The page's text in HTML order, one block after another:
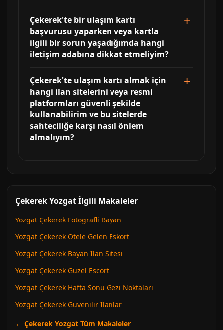
Çekerek'te bir ulaşım kartı
başvurusu yaparken veya kartla
ilgili bir sorun yaşadığımda hangi
iletişim adabına dikkat etmeliyim?
Çekerek'te ulaşım kartı almak için
hangi ilan sitelerini veya resmi
platformları güvenli şekilde
kullanabilirim ve bu sitelerde
sahteciliğe karşı nasıl önlem
almalıyım?
Çekerek Yozgat İlgili Makaleler
Yozgat Çekerek Fotografli Bayan
Yozgat Çekerek Otele Gelen Eskort
Yozgat Çekerek Bayan Ilan Sitesi
Yozgat Çekerek Guzel Escort
Yozgat Çekerek Hafta Sonu Gezi Noktalari
Yozgat Çekerek Guvenilir Ilanlar
← Çekerek Yozgat Tüm Makaleler